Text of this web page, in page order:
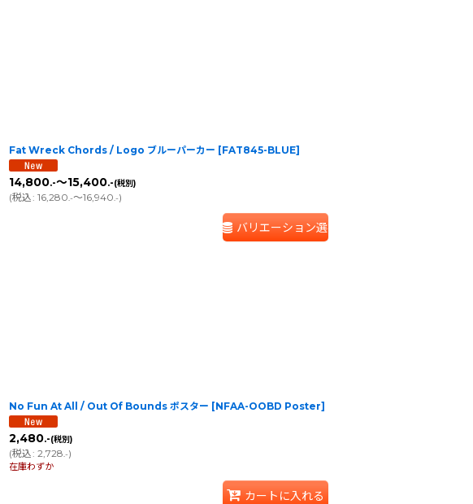
Fat Wreck Chords / Logo ブルーパーカー [FAT845-BLUE]
14,800.-～15,400.-(税別)
(税込: 16,280.-～16,940.-)
バリエーション選択
No Fun At All / Out Of Bounds ポスター [NFAA-OOBD Poster]
2,480.-(税別)
(税込: 2,728.-)
在庫わずか
カートに入れる